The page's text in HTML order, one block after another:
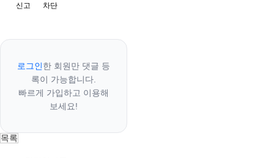
신고 차단
로그인한 회원만 댓글 등
록이 가능합니다.
빠르게 가입하고 이용해
보세요!
목록